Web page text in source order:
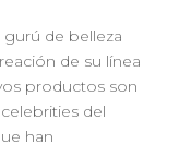
de belleza
de su línea
productos son
del
han